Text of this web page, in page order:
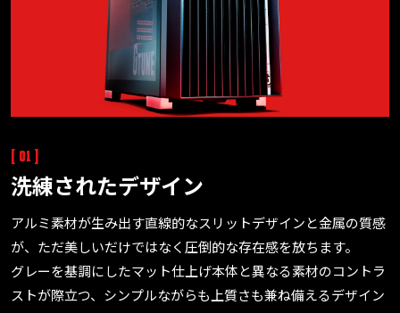
[ 01 ]
洗練されたデザイン
アルミ素材が生み出す直線的なスリットデザインと金属の質感
が、ただ美しいだけではなく圧倒的な存在感を放ちます。
グレーを基調にしたマット仕上げ本体と異なる素材のコントラ
ストが際立つ、シンプルながらも上質さも兼ね備えるデザイン